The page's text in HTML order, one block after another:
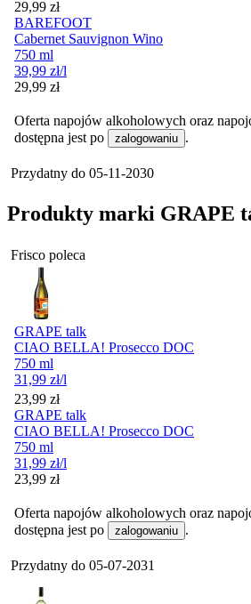
Cena
29,99 zł
BAREFOOT
Cabernet Sauvignon Wino
750 ml
39,99 zł/l
Cena
29,99 zł
Oferta napojów alkoholowych oraz
dostępna jest po
zalogowaniu .
Przydatny do 05-11-2030
Produkty marki GRAPE
Frisco poleca
GRAPE talk
CIAO BELLA! Prosecco DOC
750 ml
31,99 zł/l
Cena
23,99 zł
GRAPE talk
CIAO BELLA! Prosecco DOC
750 ml
31,99 zł/l
Cena
23,99 zł
Oferta napojów alkoholowych oraz
dostępna jest po
zalogowaniu .
Przydatny do 05-07-2031